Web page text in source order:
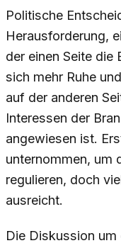
Politische
Herausforderung,
der einen Seite die
sich mehr Ruhe
auf der anderen
Interessen der
angewiesen ist.
unternommen, um
regulieren, doch
ausreicht.
Die Diskussion